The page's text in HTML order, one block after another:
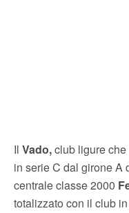
Il Vado,club ligure
in serie C dal girone A
centrale classe 2000
totalizzato con il club